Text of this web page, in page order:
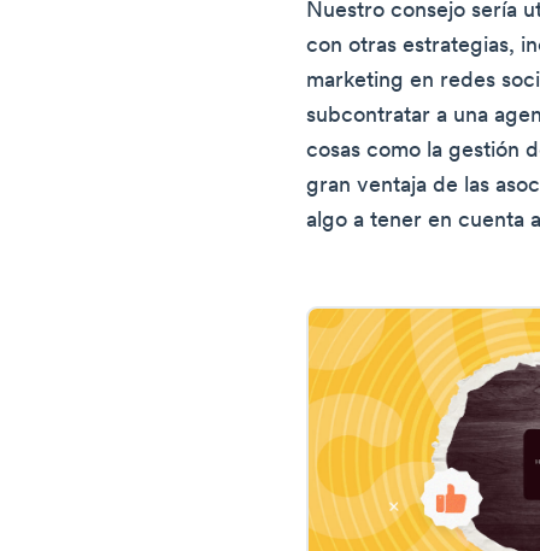
Nuestro consejo sería
con otras estrategias,
marketing en redes
subcontratar a una
cosas como la gestión
gran ventaja de las
algo a tener en cuenta